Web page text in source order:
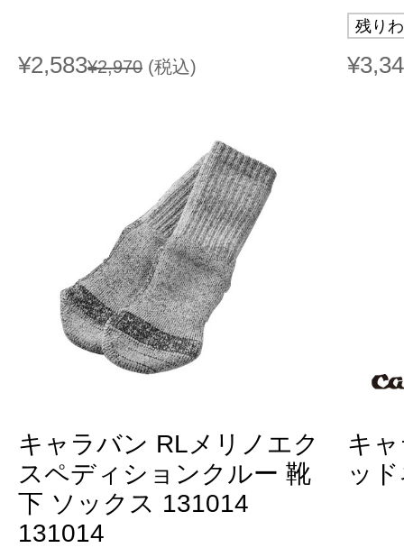
¥2,583¥2,970 (税込)
残り
キャラバン RLメリノエク
スペディションクルー 靴
下 ソックス 131014
131014
キ
ッ